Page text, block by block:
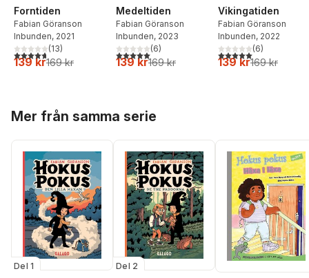
Forntiden
Fabian Göranson
Inbunden, 2021
4,7utav 5 stjärnor. Totalt antal röster:
(13)
139 kr169 kr
Medeltiden
Fabian Göranson
Inbunden, 2023
5,0utav 5 stjärnor. Totalt antal röster:
(6)
139 kr169 kr
Vikingatiden
Fabian Göranson
Inbunden, 2022
5,0utav 5 stjärnor.
(6)
139 kr169 kr
Mer från samma serie
Del 1 Del 2